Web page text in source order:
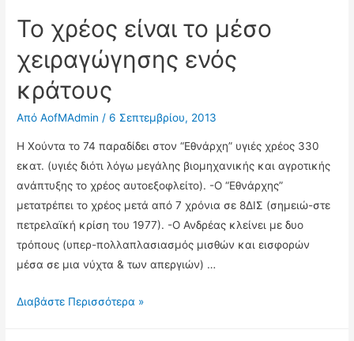
Το χρέος είναι το μέσο
χειραγώγησης ενός
κράτους
Από AofMAdmin /6 Σεπτεμβρίου, 2013
Η Χούντα το 74 παραδίδει στον “Εθνάρχη” υγιές χρέος 330
εκατ. (υγιές διότι λόγω μεγάλης βιομηχανικής και αγροτικής
ανάπτυξης το χρέος αυτοεξοφλείτο). -Ο “Εθνάρχης”
μετατρέπει το χρέος μετά από 7 χρόνια σε 8ΔΙΣ (σημειώ-στε
πετρελαϊκή κρίση του 1977). -Ο Ανδρέας κλείνει με δυο
τρόπους (υπερ-πολλαπλασιασμός μισθών και εισφορών
μέσα σε μια νύχτα & των απεργιών) …
Το
Διαβάστε Περισσότερα »